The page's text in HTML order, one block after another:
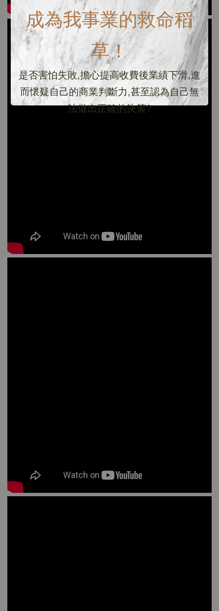
成為我事業的救命稻
草！
是否害怕失敗,擔心提高收費後業績下滑,進
而懷疑自己的商業判斷力,甚至認為自己無
法做出正確的決策?